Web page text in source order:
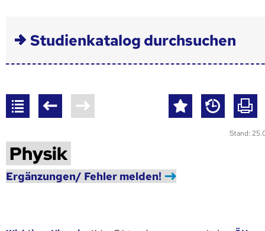
Studienkatalog durchsuchen
Stand:
Physik
Ergänzungen/ Fehler melden!